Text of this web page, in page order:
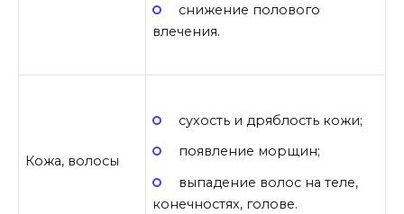
снижение полового
влечения.
Кожа, волосы
сухость и дряблость кожи;
появление морщин;
выпадение волос на теле,
конечностях, голове.